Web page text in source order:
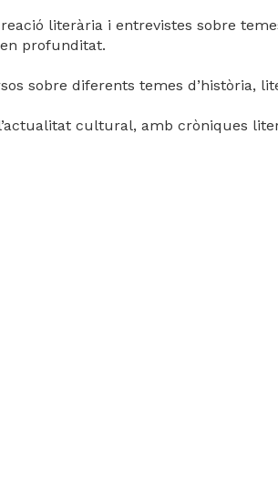
literària i entrevistes sobre
profunditat.
sobre diferents temes d’història,
cultural, amb cròniques